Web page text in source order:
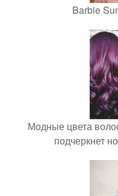
Barbie
Модные цвета
подчеркнет